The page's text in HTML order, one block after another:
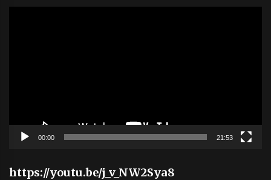
00:00 21:53
https://youtu.be/j_v_NW2Sya8